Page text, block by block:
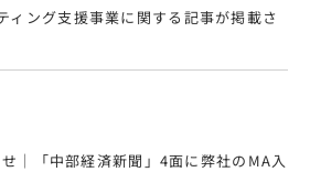
ィング支援事業に関する記事が掲載さ
｜「中部経済新聞」4面に弊社のMA入